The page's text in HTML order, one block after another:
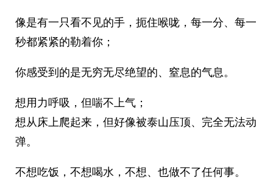
像是有一只看不见的手，扼住喉咙，每一分、每一
秒都紧紧的勒着你；
你感受到的是无穷无尽绝望的、窒息的气息。
想用力呼吸，但喘不上气；
想从床上爬起来，但好像被泰山压顶、完全无法动
弹。
不想吃饭，不想喝水，不想、也做不了任何事。